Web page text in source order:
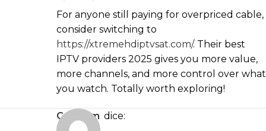
For anyone still paying for overpriced cable,
consider switching to
https://xtremehdiptvsat.com/. Their best
IPTV providers 2025 gives you more value,
more channels, and more control over what
you watch. Totally worth exploring!
casibom dice: